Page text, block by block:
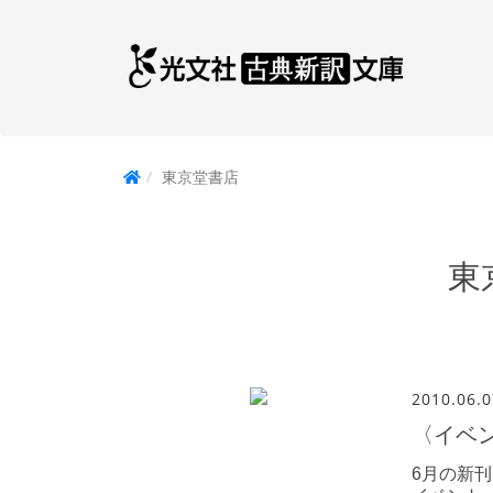
東京堂書店
東
〈イベ
6月の新